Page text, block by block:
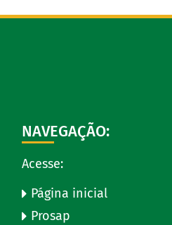
NAVEGAÇÃO:
Acesse:
Página inicial
Prosap